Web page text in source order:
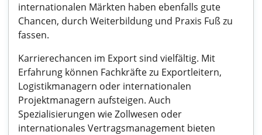
internationalen Märkten haben ebenfalls gute
Chancen, durch Weiterbildung und Praxis Fuß zu
fassen.
Karrierechancen im Export sind vielfältig. Mit
Erfahrung können Fachkräfte zu Exportleitern,
Logistikmanagern oder internationalen
Projektmanagern aufsteigen. Auch
Spezialisierungen wie Zollwesen oder
internationales Vertragsmanagement bieten